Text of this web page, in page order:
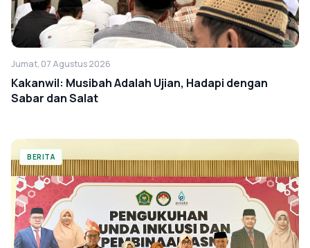
Jumat, 07 Agustus 2026
Kakanwil: Musibah Adalah Ujian, Hadapi dengan
Sabar dan Salat
BERITA